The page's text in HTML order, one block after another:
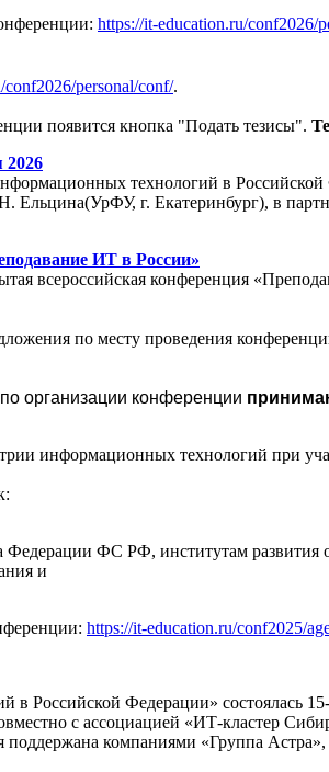
https://it-education.ru/conf2026/
personal/conf/.
появится кнопка "Подать тезисы".
2026
технологий в Российской
Ельцина(УрФУ, г. Екатеринбург), в
ИТ в России»
всероссийская конференция
по месту проведения
организации конференции
информационных технологий при
ФС РФ, институтам развития
и
https://it-education.ru/conf2025/
Российской Федерации» состоялась
с ассоциацией «ИТ-кластер
компаниями «Группа